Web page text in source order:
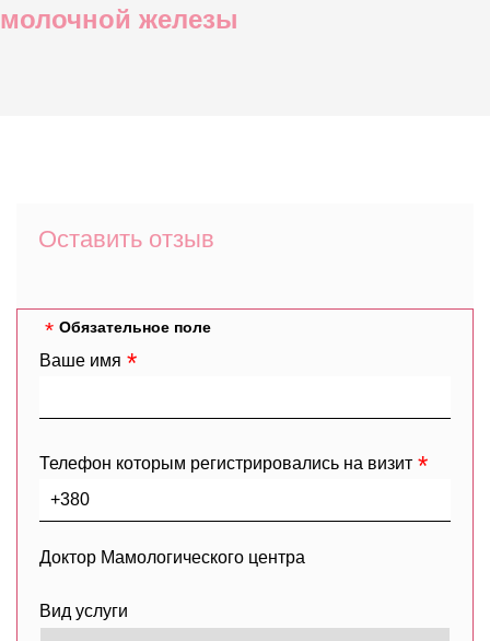
молочной железы
Оставить отзыв
Обязательное поле
Ваше имя
Телефон которым регистрировались на визит
Доктор Мамологического центра
Вид услуги